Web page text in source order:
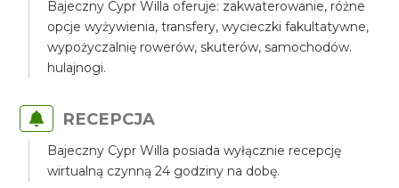
Bajeczny Cypr Willa oferuje: zakwaterowanie, różne
opcje wyżywienia, transfery, wycieczki fakultatywne,
wypożyczalnię rowerów, skuterów, samochodów.
hulajnogi.
RECEPCJA
Bajeczny Cypr Willa posiada wyłącznie recepcję
wirtualną czynną 24 godziny na dobę.